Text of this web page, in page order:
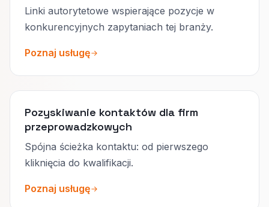
Linki autorytetowe wspierające pozycje w
konkurencyjnych zapytaniach tej branży.
Poznaj usługę
Pozyskiwanie kontaktów dla firm
przeprowadzkowych
Spójna ścieżka kontaktu: od pierwszego
kliknięcia do kwalifikacji.
Poznaj usługę